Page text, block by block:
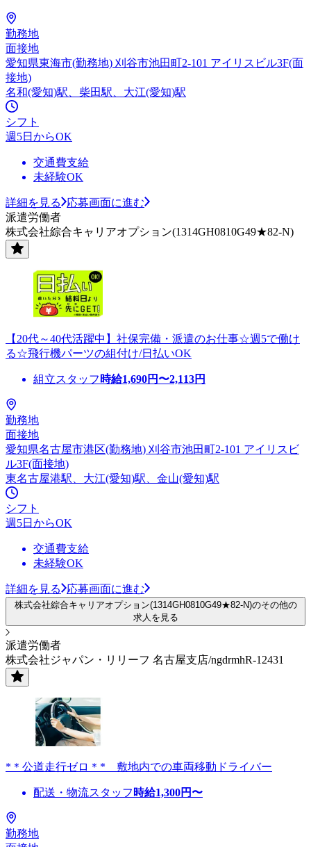
勤務地
面接地
愛知県東海市(勤務地) 刈谷市池田町2-101 アイリスビル3F(面
接地)
名和(愛知)駅、柴田駅、大江(愛知)駅
シフト
週5日からOK
交通費支給
未経験OK
詳細を見る
応募画面に進む
派遣労働者
株式会社綜合キャリアオプション(1314GH0810G49★82-N)
【20代～40代活躍中】社保完備・派遣のお仕事☆週5で働け
る☆飛行機パーツの組付け/日払いOK
組立スタッフ 時給1,690円〜2,113円
勤務地
面接地
愛知県名古屋市港区(勤務地) 刈谷市池田町2-101 アイリスビ
ル3F(面接地)
東名古屋港駅、大江(愛知)駅、金山(愛知)駅
シフト
週5日からOK
交通費支給
未経験OK
詳細を見る 応募画面に進む
株式会社綜合キャリアオプション(1314GH0810G49★82-N)のその他の
求人を見る
派遣労働者
株式会社ジャパン・リリーフ 名古屋支店/ngdrmhR-12431
*＊公道走行ゼロ＊* 敷地内での車両移動ドライバー
配送・物流スタッフ 時給1,300円〜
勤務地